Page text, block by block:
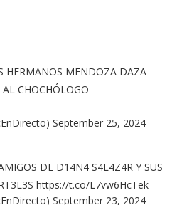
HERMANOS MENDOZA DAZA
CHOCHÓLOGO
September 25, 2024
DE D14N4 S4L4Z4R Y SUS
https://t.co/L7vw6HcTek
September 23, 2024